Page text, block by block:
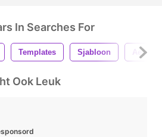
In Searches For
Templates Sjabloon Ae
Ook Leuk